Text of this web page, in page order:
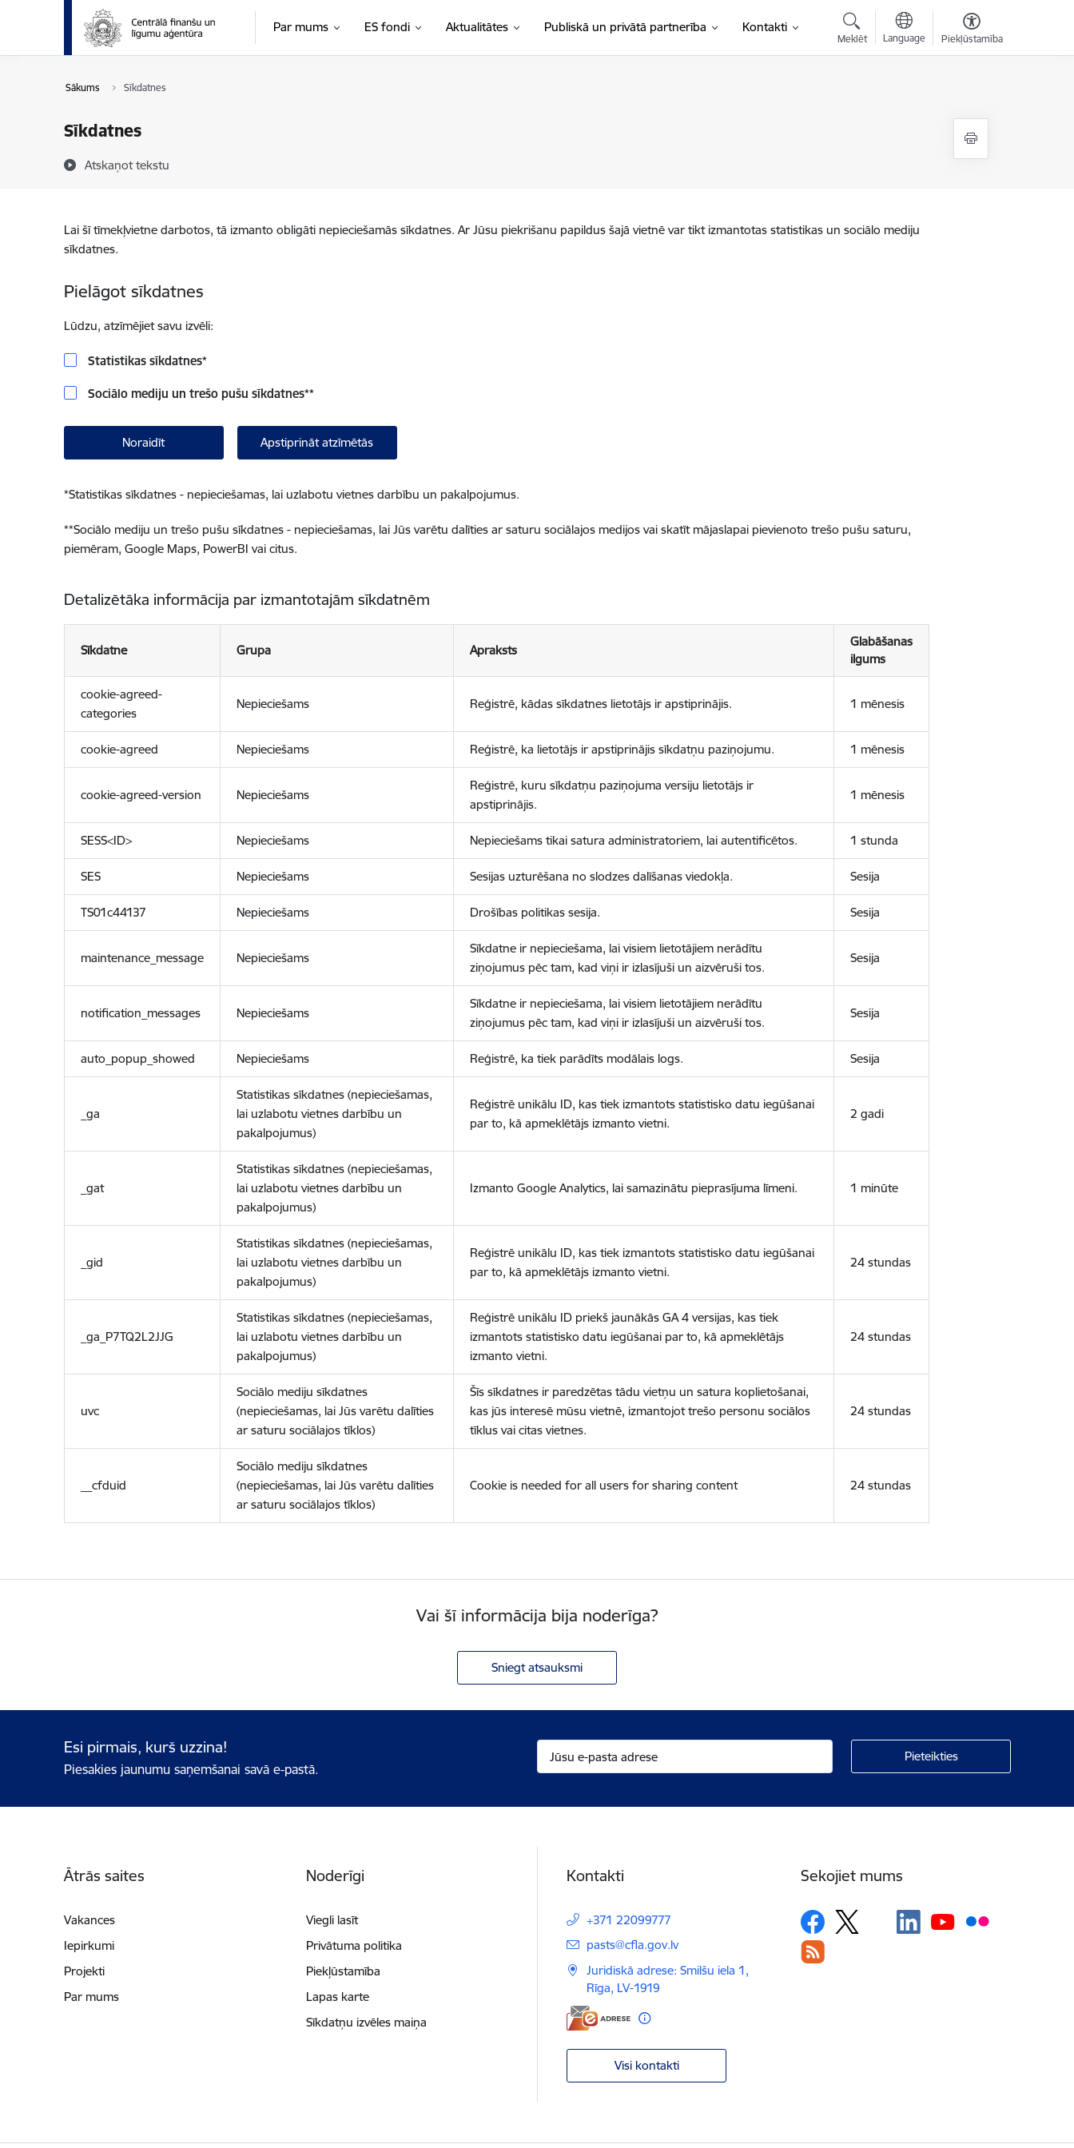
Pāriet uz lapas saturu
Par mums ES fondi Aktualitātes Publiskā un privātā partnerība Kontakti
Meklēt Language Piekļūstamība
Sākums Sīkdatnes
Sīkdatnes
Atskaņot tekstu
Lai šī tīmekļvietne darbotos, tā izmanto obligāti nepieciešamās sīkdatnes. Ar Jūsu piekrišanu papildus šajā vietnē var tikt izmantotas statistikas un sociālo mediju
sīkdatnes.
Pielāgot sīkdatnes
Lūdzu, atzīmējiet savu izvēli:
Statistikas sīkdatnes*
Sociālo mediju un trešo pušu sīkdatnes**
Noraidīt Apstiprināt atzīmētās
*Statistikas sīkdatnes - nepieciešamas, lai uzlabotu vietnes darbību un pakalpojumus.
**Sociālo mediju un trešo pušu sīkdatnes - nepieciešamas, lai Jūs varētu dalīties ar saturu sociālajos medijos vai skatīt mājaslapai pievienoto trešo pušu saturu,
piemēram, Google Maps, PowerBI vai citus.
Detalizētāka informācija par izmantotajām sīkdatnēm
Sīkdatne Grupa Apraksts
Glabāšanas
ilgums
cookie-agreed-
categories
Nepieciešams Reģistrē, kādas sīkdatnes lietotājs ir apstiprinājis. 1 mēnesis
cookie-agreed Nepieciešams Reģistrē, ka lietotājs ir apstiprinājis sīkdatņu paziņojumu. 1 mēnesis
cookie-agreed-version Nepieciešams
Reģistrē, kuru sīkdatņu paziņojuma versiju lietotājs ir
apstiprinājis.
1 mēnesis
SESS<ID> Nepieciešams Nepieciešams tikai satura administratoriem, lai autentificētos. 1 stunda
SES Nepieciešams Sesijas uzturēšana no slodzes dalīšanas viedokļa. Sesija
TS01c44137 Nepieciešams Drošības politikas sesija. Sesija
maintenance_message Nepieciešams
Sīkdatne ir nepieciešama, lai visiem lietotājiem nerādītu
ziņojumus pēc tam, kad viņi ir izlasījuši un aizvēruši tos.
Sesija
notification_messages Nepieciešams
Sīkdatne ir nepieciešama, lai visiem lietotājiem nerādītu
ziņojumus pēc tam, kad viņi ir izlasījuši un aizvēruši tos.
Sesija
auto_popup_showed Nepieciešams Reģistrē, ka tiek parādīts modālais logs. Sesija
_ga
Statistikas sīkdatnes (nepieciešamas,
lai uzlabotu vietnes darbību un
pakalpojumus)
Reģistrē unikālu ID, kas tiek izmantots statistisko datu iegūšanai
par to, kā apmeklētājs izmanto vietni.
2 gadi
_gat
Statistikas sīkdatnes (nepieciešamas,
lai uzlabotu vietnes darbību un
pakalpojumus)
Izmanto Google Analytics, lai samazinātu pieprasījuma līmeni. 1 minūte
_gid
Statistikas sīkdatnes (nepieciešamas,
lai uzlabotu vietnes darbību un
pakalpojumus)
Reģistrē unikālu ID, kas tiek izmantots statistisko datu iegūšanai
par to, kā apmeklētājs izmanto vietni.
24 stundas
_ga_P7TQ2L2JJG
Statistikas sīkdatnes (nepieciešamas,
lai uzlabotu vietnes darbību un
pakalpojumus)
Reģistrē unikālu ID priekš jaunākās GA 4 versijas, kas tiek
izmantots statistisko datu iegūšanai par to, kā apmeklētājs
izmanto vietni.
24 stundas
uvc
Sociālo mediju sīkdatnes
(nepieciešamas, lai Jūs varētu dalīties
ar saturu sociālajos tīklos)
Šīs sīkdatnes ir paredzētas tādu vietņu un satura koplietošanai,
kas jūs interesē mūsu vietnē, izmantojot trešo personu sociālos
tīklus vai citas vietnes.
24 stundas
__cfduid
Sociālo mediju sīkdatnes
(nepieciešamas, lai Jūs varētu dalīties
ar saturu sociālajos tīklos)
Cookie is needed for all users for sharing content 24 stundas
Vai šī informācija bija noderīga?
Sniegt atsauksmi
Esi pirmais, kurš uzzina!
Piesakies jaunumu saņemšanai savā e-pastā.
Ātrās saites
Vakances
Iepirkumi
Projekti
Par mums
Noderīgi
Viegli lasīt
Privātuma politika
Piekļūstamība
Lapas karte
Sīkdatņu izvēles maiņa
Kontakti
+371 22099777
E-pasts:
pasts@cfla.gov.lv
Juridiskā adrese: Smilšu iela 1,
Rīga, LV-1919
Visi kontakti
Sekojiet mums